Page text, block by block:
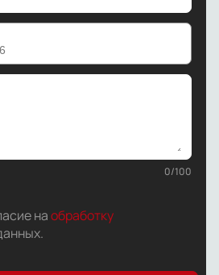
0/100
наобработку
.